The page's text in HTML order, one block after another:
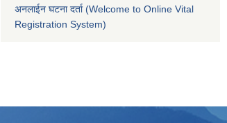
अनलाईन घटना दर्ता (Welcome to Online Vital
Registration System)